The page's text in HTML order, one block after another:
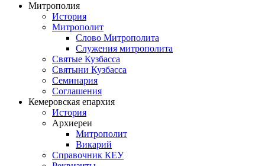
Митрополия
История
Митрополит
Слово Митрополита
Служения митрополита
Святые Кузбасса
Святыни Кузбасса
Семинария
Соглашения
Кемеровская епархия
История
Архиереи
Митрополит
Викарий
Справочник КЕУ